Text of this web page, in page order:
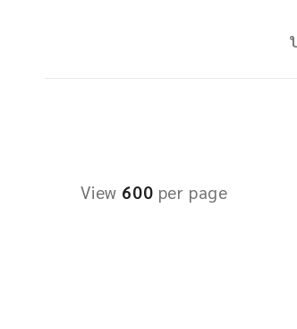
View 600 per page